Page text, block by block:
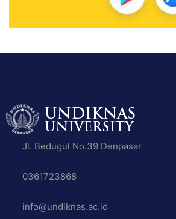
Jl. Bedugul No.39 Denpasar
0361723868
info@undiknas.ac.id